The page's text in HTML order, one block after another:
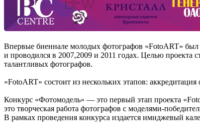
Впервые биеннале молодых фотографов «FotoART»
и проводился в 2007,2009 и 2011 годах. Целью проекта
талантливых фотографов.
«FotoART» состоит из нескольких этапов:
Конкурс «Фотомодель» — это первый этап проекта
это творческая работа фотографов с моделями-
В рамках проведения конкурса издается имиджевый